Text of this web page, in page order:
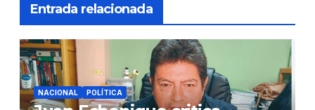
Entrada relacionada
NACIONAL POLÍTICA